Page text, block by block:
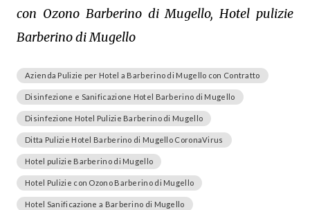
con Ozono Barberino di Mugello, Hotel pulizie
Barberino di Mugello
Azienda Pulizie per Hotel a Barberino di Mugello con Contratto
Disinfezione e Sanificazione Hotel Barberino di Mugello
Disinfezione Hotel Pulizie Barberino di Mugello
Ditta Pulizie Hotel Barberino di Mugello CoronaVirus
Hotel pulizie Barberino di Mugello
Hotel Pulizie con Ozono Barberino di Mugello
Hotel Sanificazione a Barberino di Mugello